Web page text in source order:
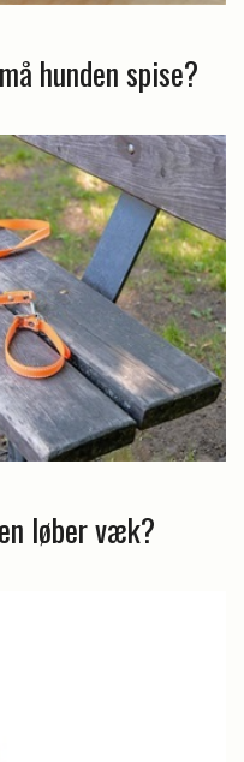
hunden spise?
løber væk?